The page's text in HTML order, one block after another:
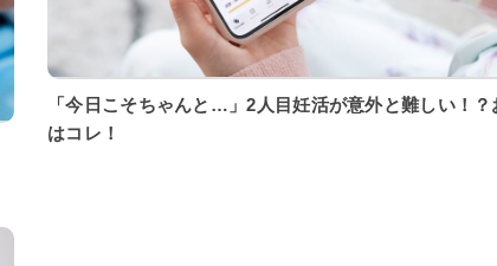
「今日こそちゃんと…」2人目妊活が意外と難しい！？
はコレ！